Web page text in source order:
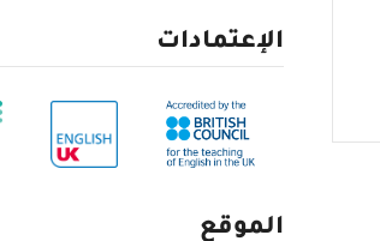
الإعتمادات
الموقع